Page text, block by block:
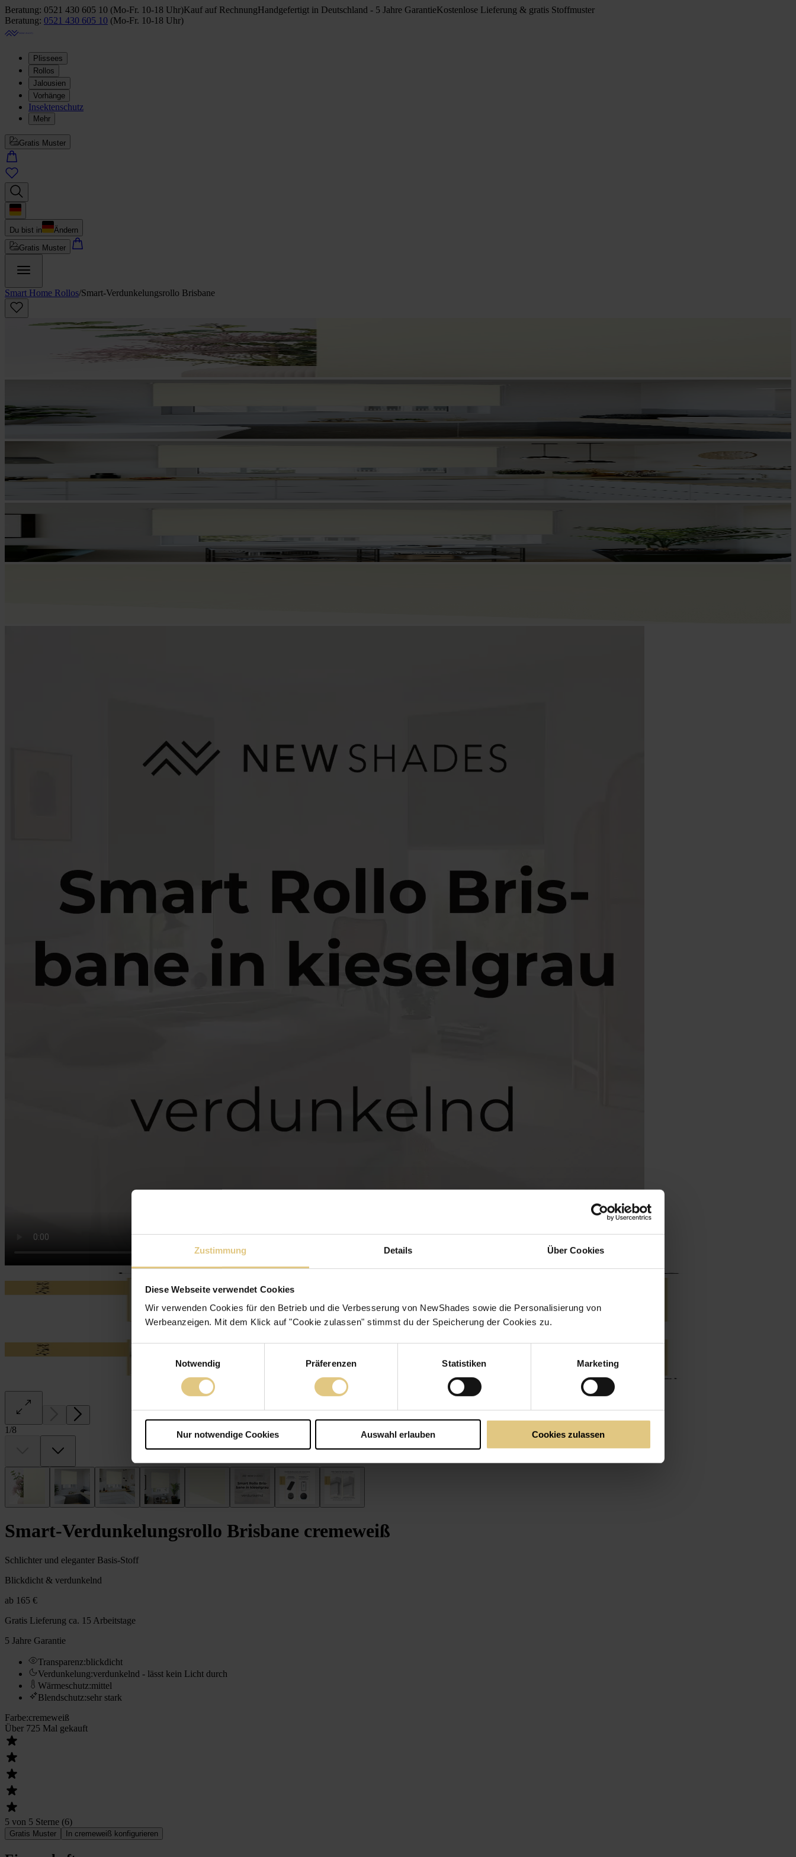
Zustimmung Details Über Cookies
Diese Webseite verwendet Cookies
Wir verwenden Cookies für den Betrieb und die Verbesserung von NewShades sowie die Personalisierung von
Werbeanzeigen. Mit dem Klick auf "Cookie zulassen" stimmst du der Speicherung der Cookies zu.
Notwendig
Präferenzen Statistiken Marketing
Nur notwendige Cookies Auswahl erlauben Cookies zulassen
Beratung: 0521 430 605 10 (Mo-Fr. 10-18 Uhr)Kauf auf RechnungHandgefertigt in Deutschland - 5 Jahre GarantieKostenlose Lieferung & gratis Stoffmuster
Beratung: 0521 430 605 10 (Mo-Fr. 10-18 Uhr)
Plissees
Rollos
Jalousien
Vorhänge
Insektenschutz
Mehr
Gratis Muster
Du bist in
Ändern
Gratis Muster
Smart Home Rollos/Smart-Verdunkelungsrollo Brisbane
1/8
Smart-Verdunkelungsrollo Brisbane cremeweiß
Schlichter und eleganter Basis-Stoff
Blickdicht & verdunkelnd
ab 165 €
Gratis Lieferung ca. 15 Arbeitstage
5 Jahre Garantie
Transparenz:blickdicht
Verdunkelung:verdunkelnd - lässt kein Licht durch
Wärmeschutz:mittel
Blendschutz:sehr stark
Farbe:cremeweiß
Über 725 Mal gekauft
5 von 5 Sterne (6)
Gratis Muster In cremeweiß konfigurieren